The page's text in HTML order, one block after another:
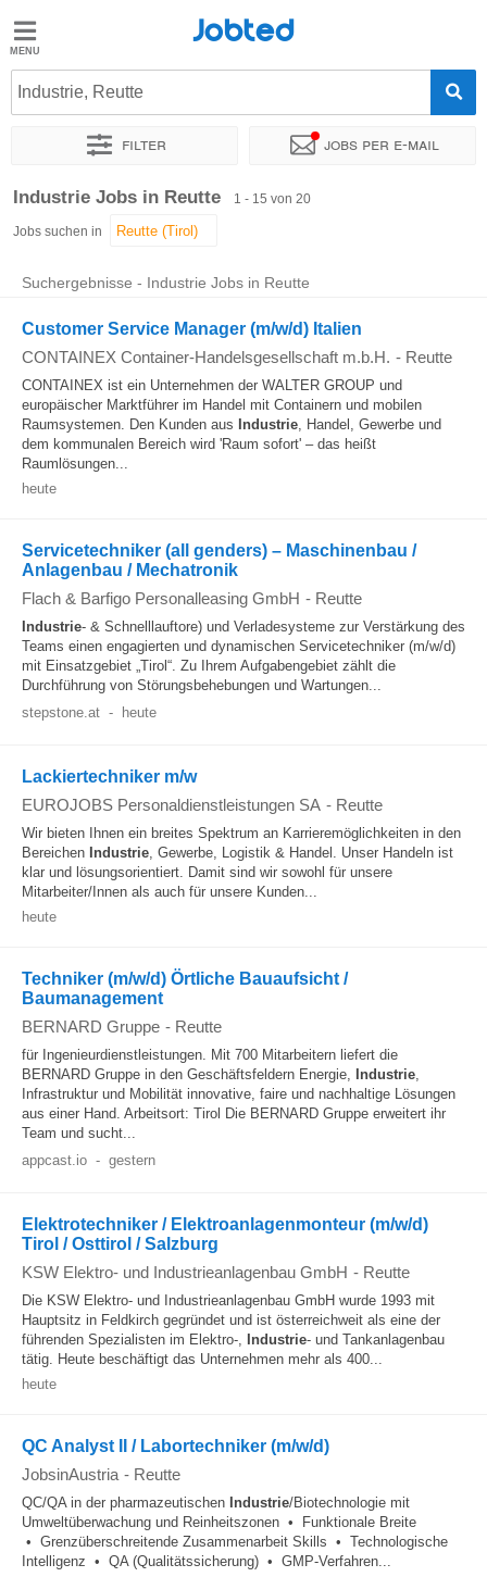
Jobted
Jobs
Jobted
Industrie, Reutte
Filter Jobs per e-mail
Sortieren nach Genauer Standort Unternehmen
Industrie Jobs in Reutte 1 - 15 von 20
Jobs suchen in
Suchergebnisse - Industrie Jobs in Reutte
Customer Service Manager (m/w/d) Italien
CONTAINEX Container-Handelsgesellschaft m.b.H. - Reutte
CONTAINEX ist ein Unternehmen der WALTER GROUP und
europäischer Marktführer im Handel mit Containern und mobilen
Raumsystemen. Den Kunden aus
Industrie, Handel, Gewerbe und
dem kommunalen Bereich wird 'Raum sofort' – das heißt
Raumlösungen...
heute
Servicetechniker (all genders) – Maschinenbau /
Anlagenbau / Mechatronik
Flach & Barfigo Personalleasing GmbH - Reutte
Industrie- & Schnelllauftore) und Verladesysteme zur Verstärkung des
Teams einen engagierten und dynamischen Servicetechniker (m/w/d)
mit Einsatzgebiet „Tirol“. Zu Ihrem Aufgabengebiet zählt die
Durchführung von Störungsbehebungen und Wartungen...
stepstone.at - heute
Lackiertechniker m/w
EUROJOBS Personaldienstleistungen SA - Reutte
Wir bieten Ihnen ein breites Spektrum an Karrieremöglichkeiten in den
Bereichen Industrie, Gewerbe, Logistik & Handel. Unser Handeln ist
klar und lösungsorientiert. Damit sind wir sowohl für unsere
Mitarbeiter/Innen als auch für unsere Kunden...
heute
Techniker (m/w/d) Örtliche Bauaufsicht /
Baumanagement
BERNARD Gruppe - Reutte
für Ingenieurdienstleistungen. Mit 700 Mitarbeitern liefert die
BERNARD Gruppe in den Geschäftsfeldern Energie,
Industrie,
Infrastruktur und Mobilität innovative, faire und nachhaltige Lösungen
aus einer Hand. Arbeitsort: Tirol Die BERNARD Gruppe erweitert ihr
Team und sucht...
appcast.io - gestern
Elektrotechniker / Elektroanlagenmonteur (m/w/d)
Tirol / Osttirol / Salzburg
KSW Elektro- und Industrieanlagenbau GmbH - Reutte
Die KSW Elektro- und Industrieanlagenbau GmbH wurde 1993 mit
Hauptsitz in Feldkirch gegründet und ist österreichweit als eine der
führenden Spezialisten im Elektro-,
Industrie- und Tankanlagenbau
tätig. Heute beschäftigt das Unternehmen mehr als 400...
heute
QC Analyst II / Labortechniker (m/w/d)
JobsinAustria - Reutte
QC/QA in der pharmazeutischen Industrie/Biotechnologie mit
Umweltüberwachung und Reinheitszonen • Funktionale Breite
• Grenzüberschreitende Zusammenarbeit Skills • Technologische
Intelligenz • QA (Qualitätssicherung) • GMP-Verfahren...